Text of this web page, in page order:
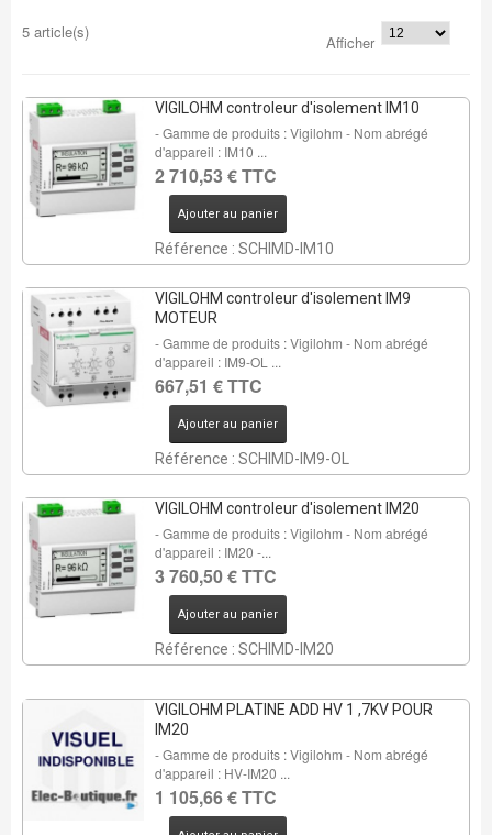
5 article(s)
Afficher
VIGILOHM controleur d'isolement IM10
- Gamme de produits : Vigilohm - Nom abrégé
d'appareil : IM10 ...
2 710,53 € TTC
Ajouter au panier
Référence : SCHIMD-IM10
VIGILOHM controleur d'isolement IM9
MOTEUR
- Gamme de produits : Vigilohm - Nom abrégé
d'appareil : IM9-OL ...
667,51 € TTC
Ajouter au panier
Référence : SCHIMD-IM9-OL
VIGILOHM controleur d'isolement IM20
- Gamme de produits : Vigilohm - Nom abrégé
d'appareil : IM20 -...
3 760,50 € TTC
Ajouter au panier
Référence : SCHIMD-IM20
VIGILOHM PLATINE ADD HV 1 ,7KV POUR
IM20
- Gamme de produits : Vigilohm - Nom abrégé
d'appareil : HV-IM20 ...
1 105,66 € TTC